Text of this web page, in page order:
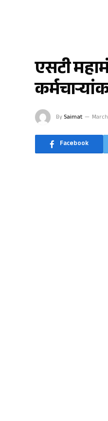
एसटी
By Saimat
Facebook